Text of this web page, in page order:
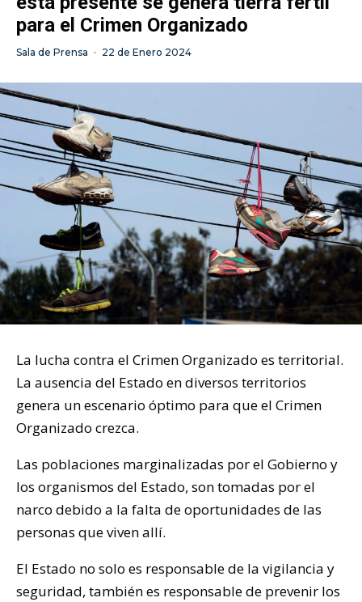
para el Crimen Organizado
Sala de Prensa · 22 de Enero 2024
La lucha contra el Crimen Organizado es territorial.
La ausencia del Estado en diversos territorios
genera un escenario óptimo para que el Crimen
Organizado crezca.
Las poblaciones marginalizadas por el Gobierno y
los organismos del Estado, son tomadas por el
narco debido a la falta de oportunidades de las
personas que viven allí.
El Estado no solo es responsable de la vigilancia y
seguridad, también es responsable de prevenir los